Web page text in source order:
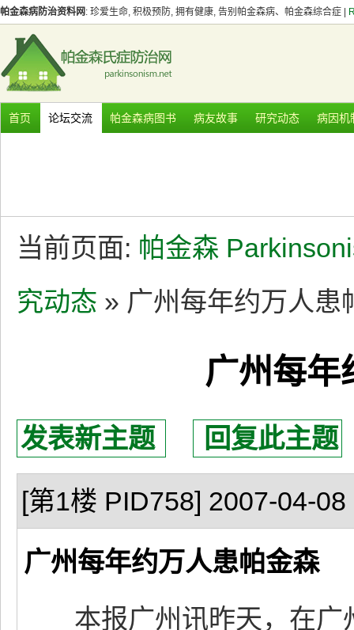
帕金森病防治资料网 : 珍爱生命, 积极预防, 拥有健康, 告别帕金森病、帕金森综合症 |
首页 论坛交流 帕金森病图书 病友故事 研究动态 病因机
当前页面: 帕金森
究动态 » 广州每年约万人患
广州每年
发表新主题 回复此主题
[第1楼 PID758] 2007-04-08
广州每年约万人患帕金森
本报广州讯昨天，在广